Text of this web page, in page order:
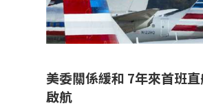
美委關係緩和 7年來首班
啟航